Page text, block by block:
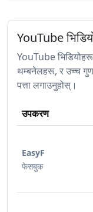
YouTube
YouTube
थम्बनेलहरू, र उच्च
पत्ता लगाउनुहोस्।
उपकरण
EasyF
फेसबुक